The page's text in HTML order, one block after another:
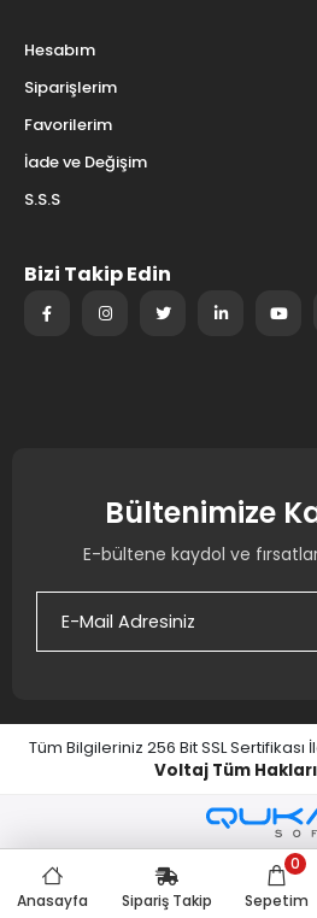
Hesabım
Siparişlerim
Favorilerim
İade ve Değişim
S.S.S
Bizi Takip Edin
Bültenimize
E-bültene kaydol ve
Tüm Bilgileriniz 256 Bit SSL Sertifikası
Voltaj Tüm
Anasayfa Sipariş Takip Sepetim
0